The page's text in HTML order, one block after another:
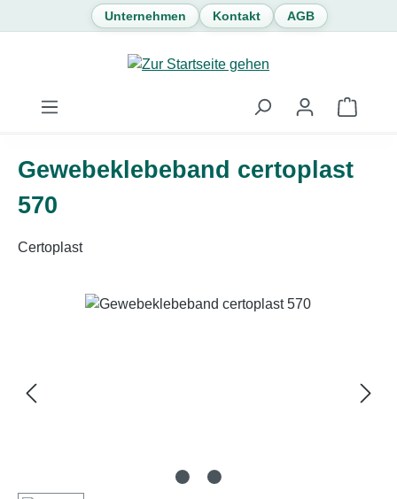
Zum Hauptinhalt springen
Unternehmen Kontakt AGB
Gewebeklebeband certoplast
570
Certoplast
Bildergalerie überspringen